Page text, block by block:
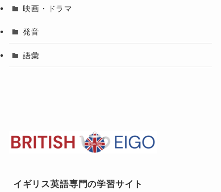
映画・ドラマ
発音
語彙
イギリス英語専門の学習サイト